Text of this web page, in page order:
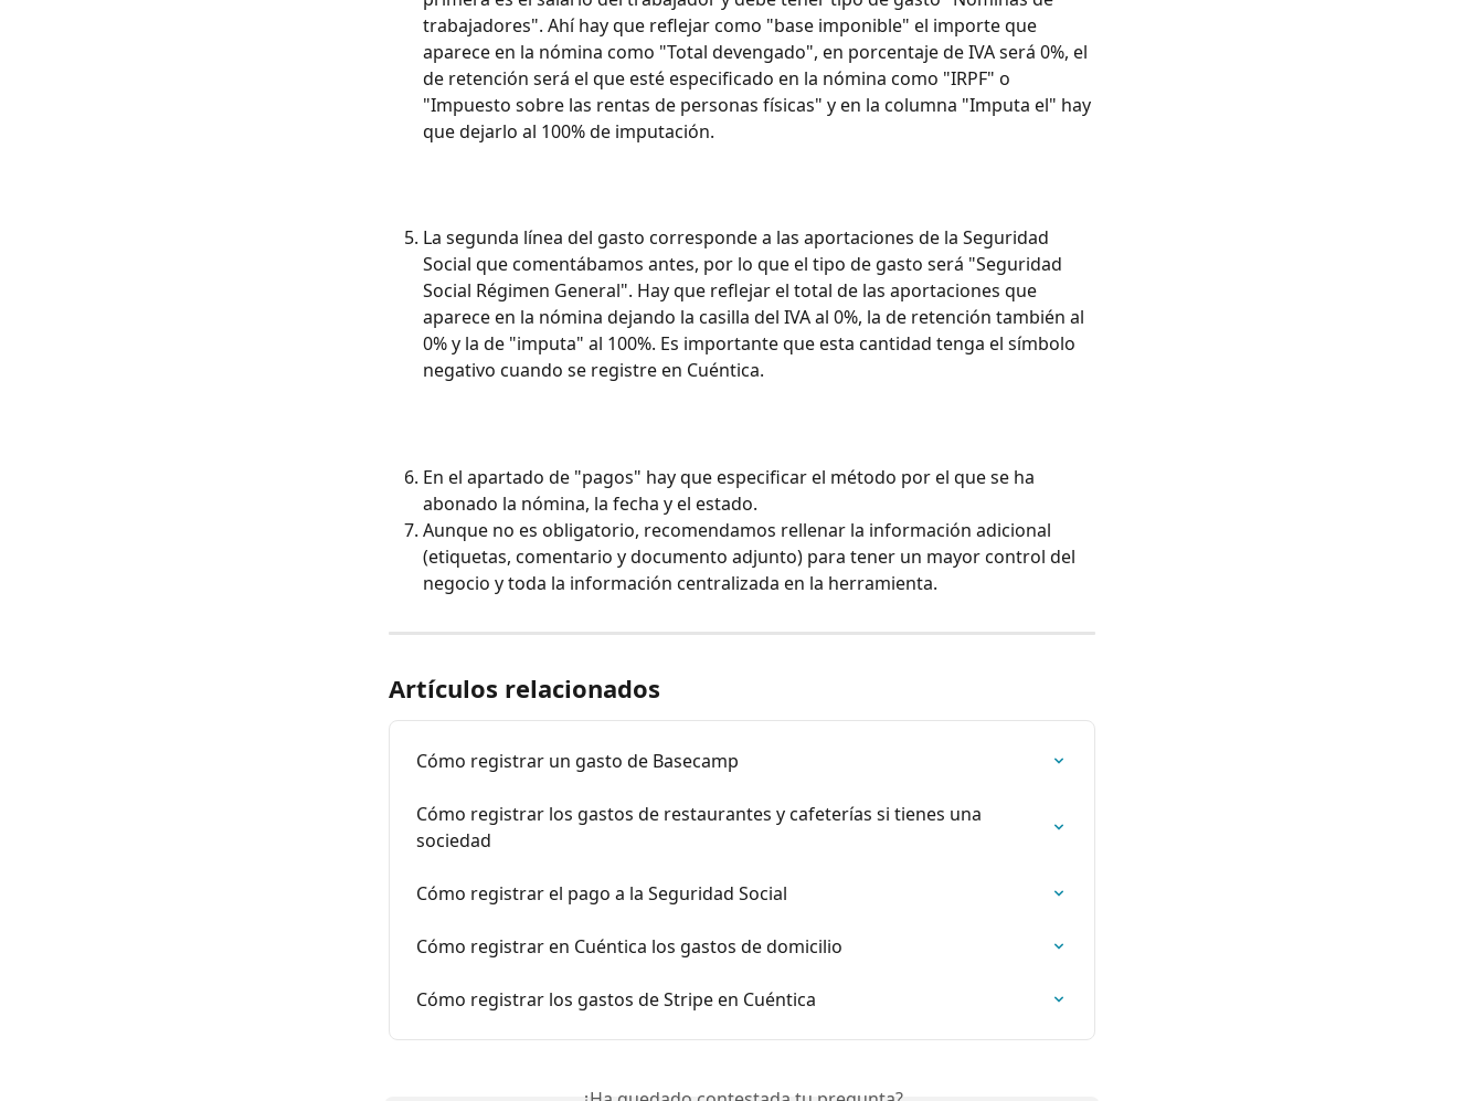
trabajadores". Ahí hay que reflejar como "base imponible" el importe que
aparece en la nómina como "Total devengado", en porcentaje de IVA será 0%, el
de retención será el que esté especificado en la nómina como "IRPF" o
"Impuesto sobre las rentas de personas físicas" y en la columna "Imputa el" hay
que dejarlo al 100% de imputación.
La segunda línea del gasto corresponde a las aportaciones de la Seguridad
Social que comentábamos antes, por lo que el tipo de gasto será "Seguridad
Social Régimen General". Hay que reflejar el total de las aportaciones que
aparece en la nómina dejando la casilla del IVA al 0%, la de retención también al
0% y la de "imputa" al 100%. Es importante que esta cantidad tenga el símbolo
negativo cuando se registre en Cuéntica.
En el apartado de "pagos" hay que especificar el método por el que se ha
abonado la nómina, la fecha y el estado.
Aunque no es obligatorio, recomendamos rellenar la información adicional
(etiquetas, comentario y documento adjunto) para tener un mayor control del
negocio y toda la información centralizada en la herramienta.
Artículos relacionados
Cómo registrar un gasto de Basecamp
Cómo registrar los gastos de restaurantes y cafeterías si tienes una
sociedad
Cómo registrar el pago a la Seguridad Social
Cómo registrar en Cuéntica los gastos de domicilio
Cómo registrar los gastos de Stripe en Cuéntica